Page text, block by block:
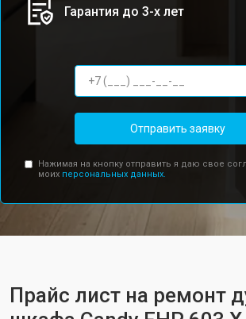
Гарантия до 3-х лет
Отправить заявку
Нажимая на кнопку отправить я даю свое
моих персональных данных.
Прайс лист на ремонт